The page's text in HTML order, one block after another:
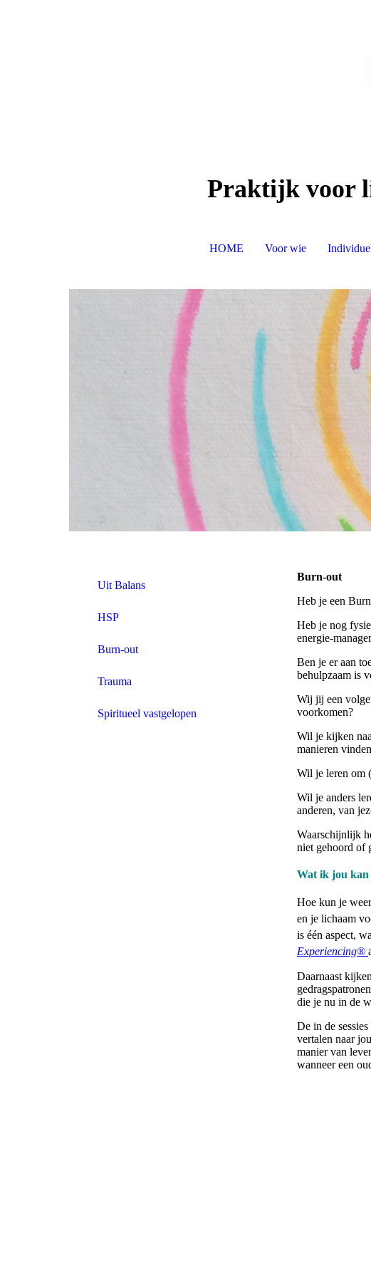
Praktijk voor
HOME Voor wie
Uit Balans
HSP
Burn-out
Trauma
Spiritueel vastgelopen
Burn-out
Heb je een
Heb je nog
energie-
Ben je er aan
behulpzaam is
Wij jij een
voorkomen?
Wil je kijken
manieren
Wil je leren om
Wil je anders
anderen, van
Waarschijnlijk
niet gehoord of
Wat ik jou kan
Hoe kun je
en je lichaam
is één aspect,
Experiencing®
Daarnaast
die je nu in de
De in de
vertalen naar
manier van
wanneer een